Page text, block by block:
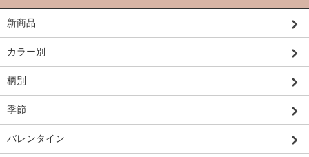
新商品
カラー別
柄別
季節
バレンタイン